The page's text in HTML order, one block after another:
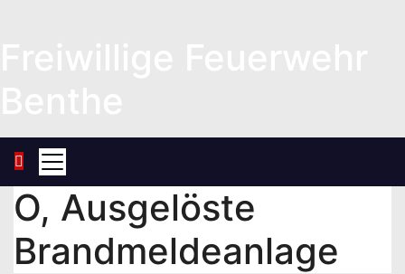
O, Ausgelöste
Brandmeldeanlage